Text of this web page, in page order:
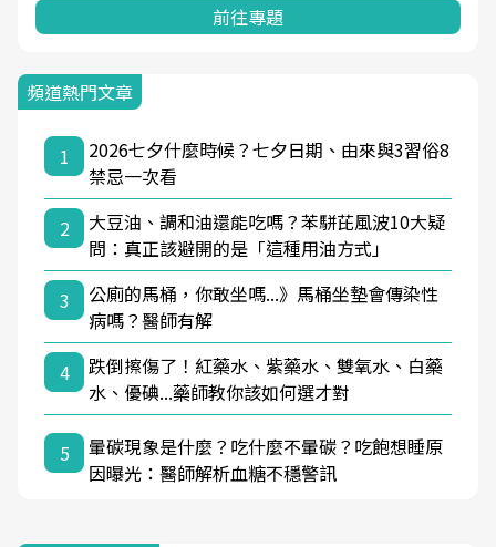
前往專題
頻道熱門文章
1
2026七夕什麼時候？七夕日期、由來與3習俗8
禁忌一次看
2
大豆油、調和油還能吃嗎？苯駢芘風波10大疑
問：真正該避開的是「這種用油方式」
3
公廁的馬桶，你敢坐嗎...》馬桶坐墊會傳染性
病嗎？醫師有解
4
跌倒擦傷了！紅藥水、紫藥水、雙氧水、白藥
水、優碘...藥師教你該如何選才對
5
暈碳現象是什麼？吃什麼不暈碳？吃飽想睡原
因曝光：醫師解析血糖不穩警訊